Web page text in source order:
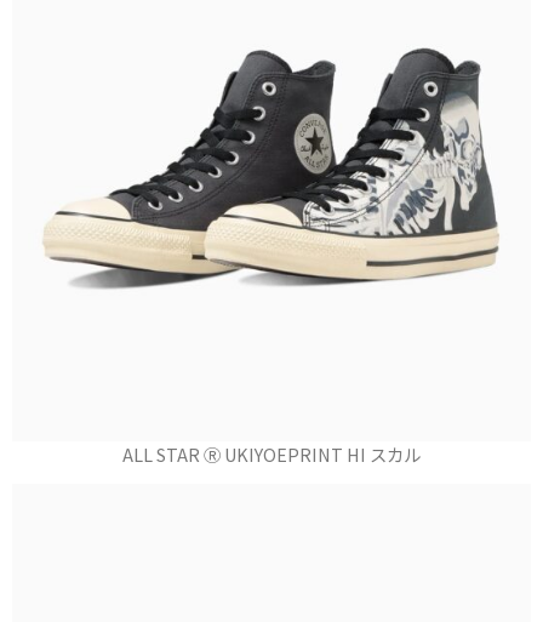
ALL STAR Ⓡ UKIYOEPRINT HI スカル